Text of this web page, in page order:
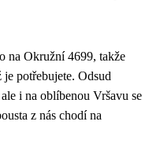
na Okružní 4699, takže
potřebujete. Odsud
i na oblíbenou Vršavu se
z nás chodí na